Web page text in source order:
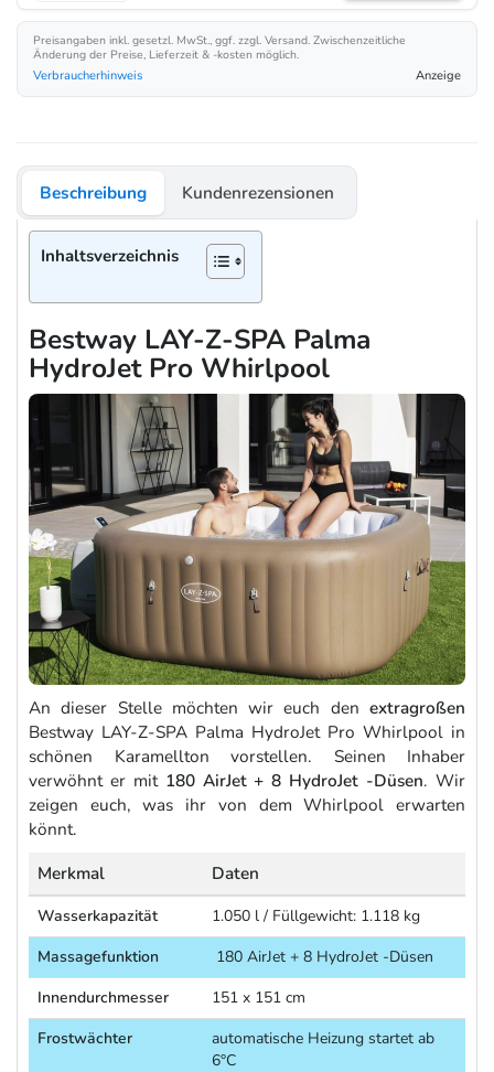
Preisangaben inkl. gesetzl. MwSt., ggf. zzgl. Versand. Zwischenzeitliche
Änderung der Preise, Lieferzeit & -kosten möglich.
Verbraucherhinweis
Anzeige
Beschreibung Kundenrezensionen
Inhaltsverzeichnis
Bestway LAY-Z-SPA Palma
HydroJet Pro Whirlpool
An dieser Stelle möchten wir euch den extragroßen
Bestway LAY-Z-SPA Palma HydroJet Pro Whirlpool in
schönen Karamellton vorstellen. Seinen Inhaber
verwöhnt er mit180 AirJet + 8 HydroJet -Düsen. Wir
zeigen euch, was ihr von dem Whirlpool erwarten
könnt.
Merkmal
Daten
Wasserkapazität
1.050 l / Füllgewicht: 1.118 kg
Massagefunktion
180 AirJet + 8 HydroJet -Düsen
Innendurchmesser
151 x 151 cm
Frostwächter
automatische Heizung startet ab
6°C